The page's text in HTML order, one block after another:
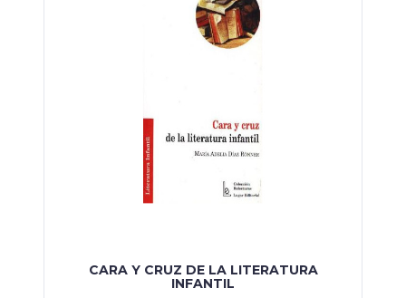
CARA Y CRUZ DE LA LITERATURA
INFANTIL